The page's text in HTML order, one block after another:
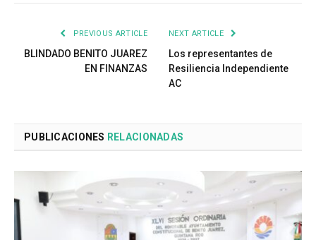
PREVIOUS ARTICLE
BLINDADO BENITO JUAREZ
EN FINANZAS
NEXT ARTICLE
Los representantes de
Resiliencia Independiente
AC
PUBLICACIONES RELACIONADAS